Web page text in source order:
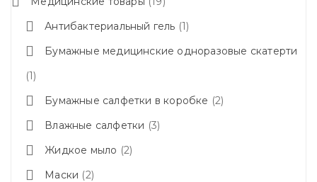
Антибактериальный гель 1
Бумажные медицинские одноразовые скатерти
1
Бумажные салфетки в коробке
2
Влажные салфетки
3
Жидкое мыло
2
Маски
2